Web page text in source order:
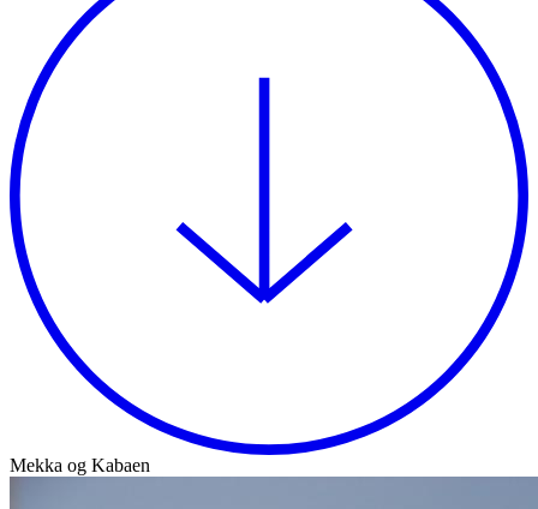
Mekka og Kabaen